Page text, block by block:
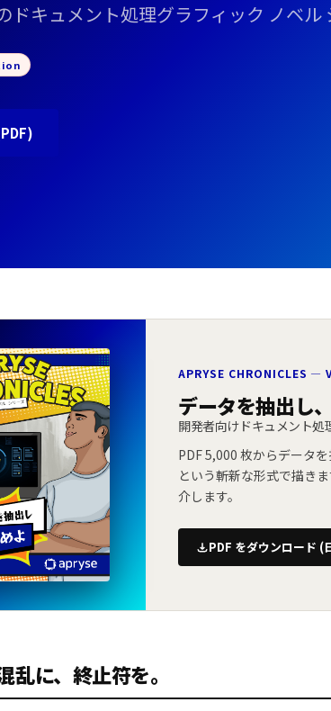
ドキュメント処理グラフィック ノベル
APRYSE CHRONICLES —
データを抽出し
開発者向けドキュメント処
PDF 5,000 枚からデータ
という斬新な形式で描き
介します。
PDF をダウンロード (
乱に、終止符を。